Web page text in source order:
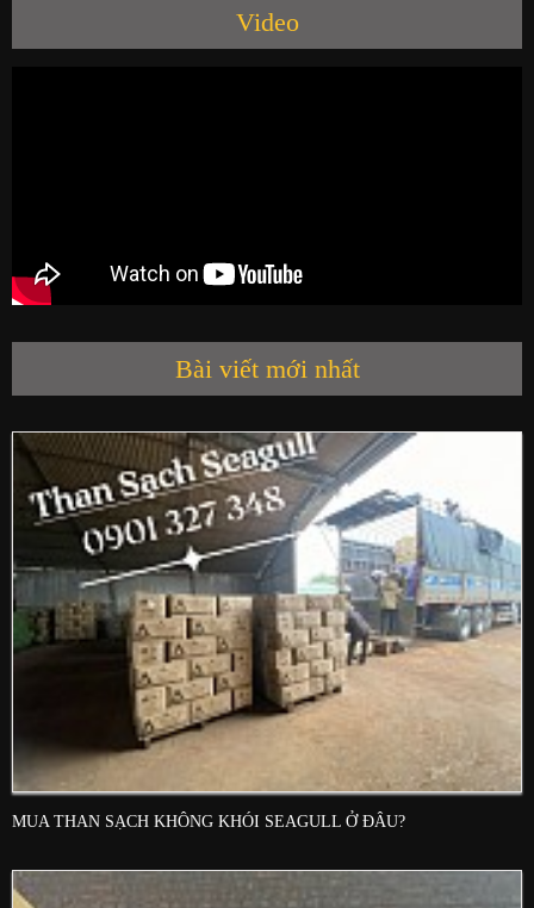
Video
Bài viết mới nhất
MUA THAN SẠCH KHÔNG KHÓI SEAGULL Ở ĐÂU?